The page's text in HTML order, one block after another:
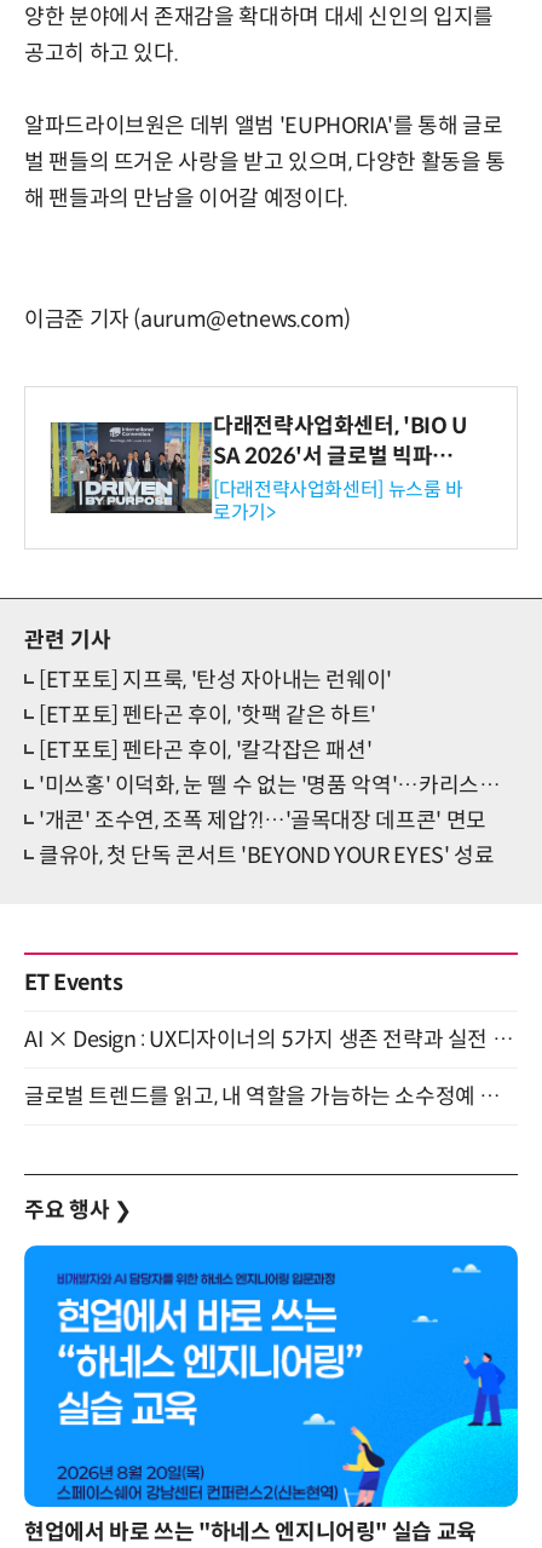
양한 분야에서 존재감을 확대하며 대세 신인의 입지를
공고히 하고 있다.
알파드라이브원은 데뷔 앨범 'EUPHORIA'를 통해 글로
벌 팬들의 뜨거운 사랑을 받고 있으며, 다양한 활동을 통
해 팬들과의 만남을 이어갈 예정이다.
이금준 기자 (aurum@etnews.com)
다래전략사업화센터, 'BIO U
SA 2026'서 글로벌 빅파마
와의 비즈니스 미팅 지원…K
-바이오 해외 진출 교두보 확
보
[다래전략사업화센터] 뉴스룸 바
로가기>
관련 기사
[ET포토] 지프룩, '탄성 자아내는 런웨이'
[ET포토] 펜타곤 후이, '핫팩 같은 하트'
[ET포토] 펜타곤 후이, '칼각잡은 패션'
'미쓰홍' 이덕화, 눈 뗄 수 없는 '명품 악역'…카리스마 폭발
'개콘' 조수연, 조폭 제압?!…'골목대장 데프콘' 면모
클유아, 첫 단독 콘서트 'BEYOND YOUR EYES' 성료
ET Events
AI × Design : UX디자이너의 5가지 생존 전략과 실전 대응 8월 28일 개최
글로벌 트렌드를 읽고, 내 역할을 가늠하는 소수정예 실습 워크숍 (8/28)
주요 행사 ❯
현업에서 바로 쓰는 "하네스 엔지니어링" 실습 교육